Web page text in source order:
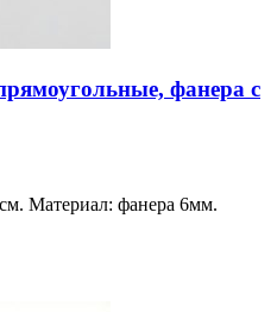
фанера с
Материал: фанера 6мм.